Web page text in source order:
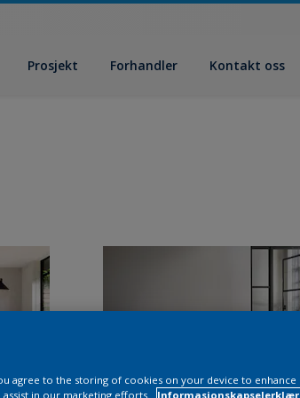
Prosjekt Forhandler Kontakt oss
agree to the storing of cookies on your device to enhance
assist in our marketing efforts.